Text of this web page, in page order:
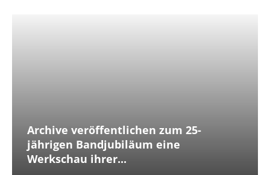
Archive veröffentlichen zum 25-
jährigen Bandjubiläum eine
Werkschau ihrer...